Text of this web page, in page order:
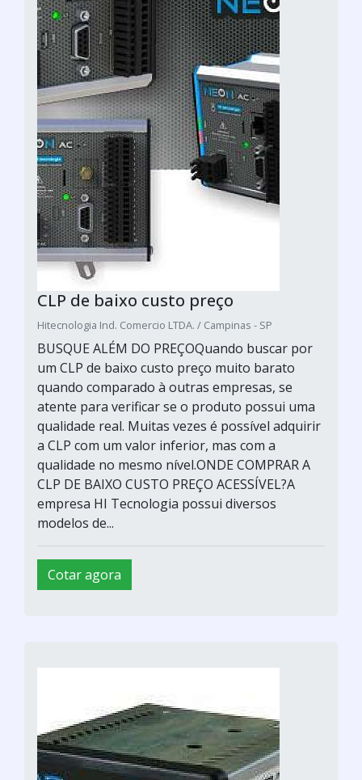
CLP de baixo custo preço
Hitecnologia Ind. Comercio LTDA. / Campinas - SP
BUSQUE ALÉM DO PREÇOQuando buscar por
um CLP de baixo custo preço muito barato
quando comparado à outras empresas, se
atente para verificar se o produto possui uma
qualidade real. Muitas vezes é possível adquirir
a CLP com um valor inferior, mas com a
qualidade no mesmo nível.ONDE COMPRAR A
CLP DE BAIXO CUSTO PREÇO ACESSÍVEL?A
empresa HI Tecnologia possui diversos
modelos de...
Cotar agora